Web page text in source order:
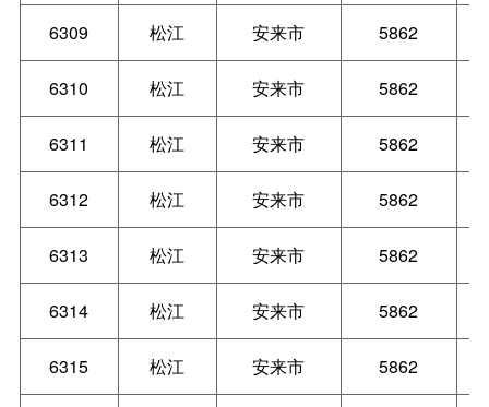
6309 松江 安来市 5862
6310 松江 安来市 5862
6311 松江 安来市 5862
6312 松江 安来市 5862
6313 松江 安来市 5862
6314 松江 安来市 5862
6315 松江 安来市 5862